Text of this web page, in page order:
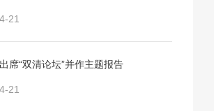
21
席“双清论坛”并作主题报告
21